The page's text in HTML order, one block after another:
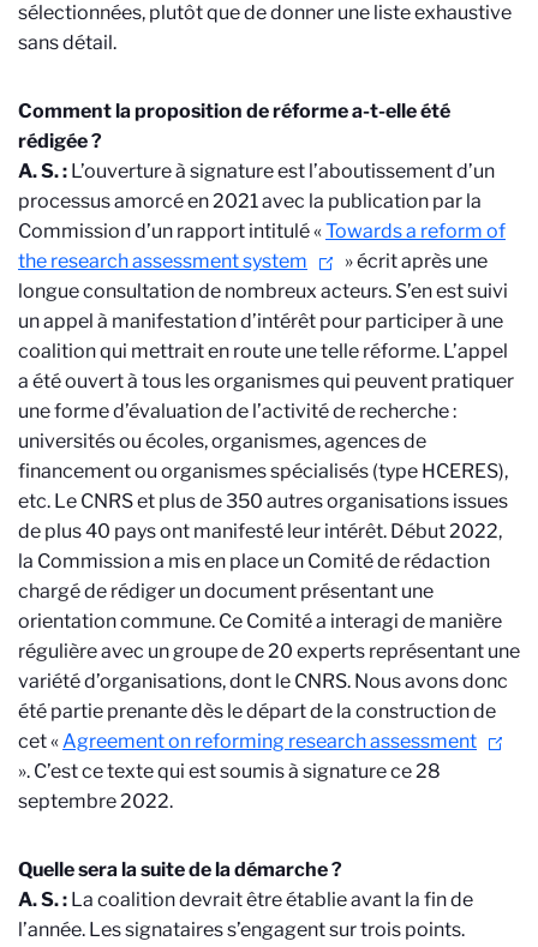
sélectionnées, plutôt que de donner une liste exhaustive
sans détail.
Comment la proposition de réforme a-t-elle été
rédigée ?
A. S. : L’ouverture à signature est l’aboutissement d’un
processus amorcé en 2021 avec la publication par la
Commission d’un rapport intitulé «Towards a reform of
the research assessment system
» écrit après une
longue consultation de nombreux acteurs. S’en est suivi
un appel à manifestation d’intérêt pour participer à une
coalition qui mettrait en route une telle réforme. L’appel
a été ouvert à tous les organismes qui peuvent pratiquer
une forme d’évaluation de l’activité de recherche :
universités ou écoles, organismes, agences de
financement ou organismes spécialisés (type HCERES),
etc. Le CNRS et plus de 350 autres organisations issues
de plus 40 pays ont manifesté leur intérêt. Début 2022,
la Commission a mis en place un Comité de rédaction
chargé de rédiger un document présentant une
orientation commune. Ce Comité a interagi de manière
régulière avec un groupe de 20 experts représentant une
variété d’organisations, dont le CNRS. Nous avons donc
été partie prenante dès le départ de la construction de
cet «Agreement on reforming research assessment
». C’est ce texte qui est soumis à signature ce 28
septembre 2022.
Quelle sera la suite de la démarche ?
A. S. : La coalition devrait être établie avant la fin de
l’année. Les signataires s’engagent sur trois points.